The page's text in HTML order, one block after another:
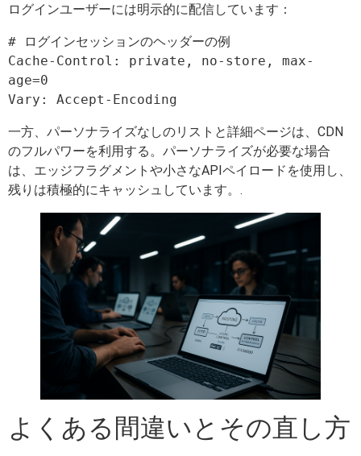
ログインユーザーには明示的に配信しています：
# ログインセッションのヘッダーの例
Cache-Control: private, no-store, max-
age=0
一方、パーソナライズなしのリストと詳細ページは、CDN
のフルパワーを利用する。パーソナライズが必要な場合
は、エッジフラグメントや小さなAPIペイロードを使用し、
残りは積極的にキャッシュしています。.
よくある間違いとその直し方